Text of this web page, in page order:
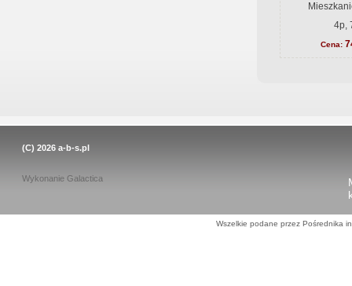
4p,
Cena:
(C) 2026 a-b-s.pl
Wykonanie Galactica
Wszelkie podane przez Pośrednika